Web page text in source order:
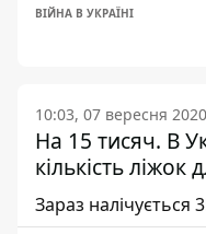
ВІЙНА В УКРАЇНІ
10:03, 07 вересня 2020
На 15 тисяч. В
кількість
Зараз налічується